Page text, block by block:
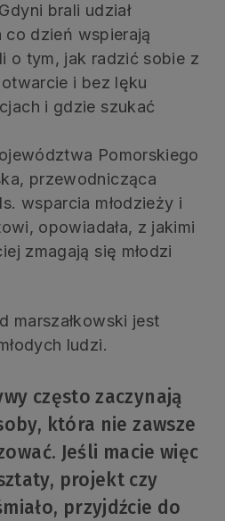
brali udział
dzień wspierają
o tym, jak radzić sobie z
i bez lęku
i gdzie szukać
Pomorskiego
przewodnicząca
wsparcia młodzieży i
opowiadała, z jakimi
zmagają się młodzi
marszałkowski jest
ludzi.
często zaczynają
która nie zawsze
Jeśli macie więc
projekt czy
przyjdźcie do